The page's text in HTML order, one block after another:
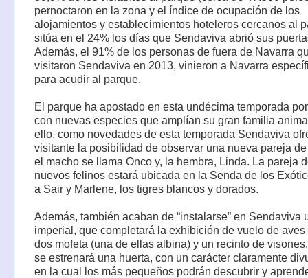
pernoctaron en la zona y el índice de ocupación de los
alojamientos y establecimientos hoteleros cercanos al
sitúa en el 24% los días que Sendaviva abrió sus
Además, el 91% de los personas de fuera de Navarra
visitaron Sendaviva en 2013, vinieron a Navarra
para acudir al parque.
El parque ha apostado en esta undécima temporada
con nuevas especies que amplían su gran familia
ello, como novedades de esta temporada Sendaviva
visitante la posibilidad de observar una nueva pareja
el macho se llama Onco y, la hembra, Linda. La pareja
nuevos felinos estará ubicada en la Senda de los
a Sair y Marlene, los tigres blancos y dorados.
Además, también acaban de “instalarse” en Sendaviva
imperial, que completará la exhibición de vuelo de aves
dos mofeta (una de ellas albina) y un recinto de
se estrenará una huerta, con un carácter claramente
en la cual los más pequeños podrán descubrir y